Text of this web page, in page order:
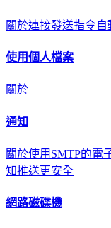
關於連接發送指令自
使用個人檔案
關於
通知
關於使用SMTP的電
知推送更安全
網路磁碟機